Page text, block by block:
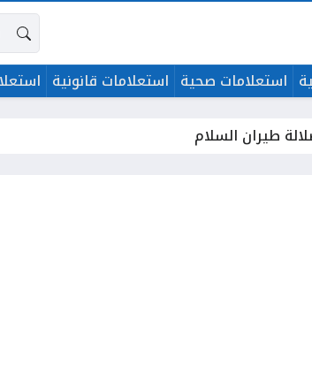
استعلامات صحية استعلامات قانونية
طيران السلام